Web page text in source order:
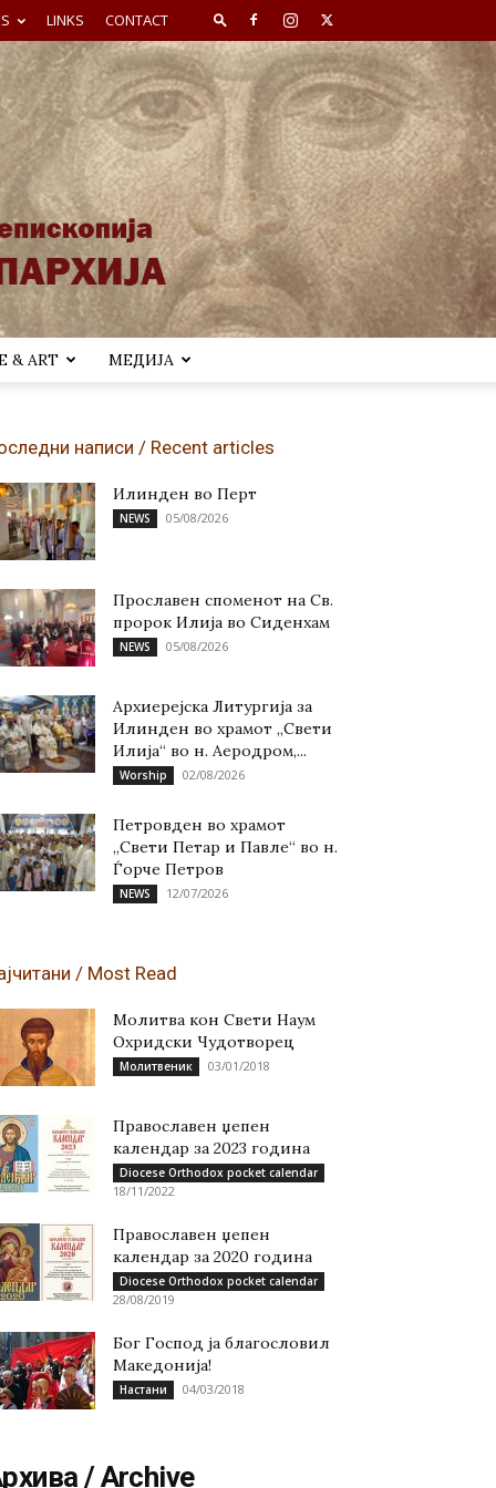
LINKS CONTACT
& ART МЕДИЈА
написи / Recent articles
Илинден во Перт
NEWS 05/08/2026
Прославен споменот на Св.
пророк Илија во Сиденхам
NEWS 05/08/2026
Архиерејска Литургија за
Илинден во храмот „Свети
Илија“ во н. Аеродром,...
Worship 02/08/2026
Петровден во храмот
„Свети Петар и Павле“ во н.
Ѓорче Петров
NEWS 12/07/2026
/ Most Read
Молитва кон Свети Наум
Охридски Чудотворец
Молитвеник 03/01/2018
Православен џепен
календар за 2023 година
Diocese Orthodox pocket calendar
18/11/2022
Православен џепен
календар за 2020 година
Diocese Orthodox pocket calendar
28/08/2019
Бог Господ ја благословил
Македонија!
Настани 04/03/2018
/ Archive